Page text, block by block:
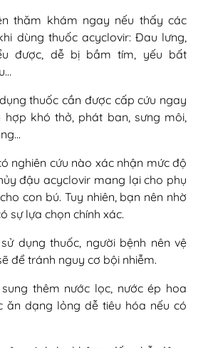
thăm khám ngay nếu thấy các
dùng thuốc acyclovir: Đau lưng,
được, dễ bị bầm tím, yếu bất
thuốc cần được cấp cứu ngay
khó thở, phát ban, sưng môi,
nghiên cứu nào xác nhận mức độ
đậu acyclovir mang lại cho phụ
con bú. Tuy nhiên, bạn nên nhờ
sự lựa chọn chính xác.
dụng thuốc, người bệnh nên vệ
để tránh nguy cơ bội nhiễm.
thêm nước lọc, nước ép hoa
ăn dạng lỏng dễ tiêu hóa nếu có